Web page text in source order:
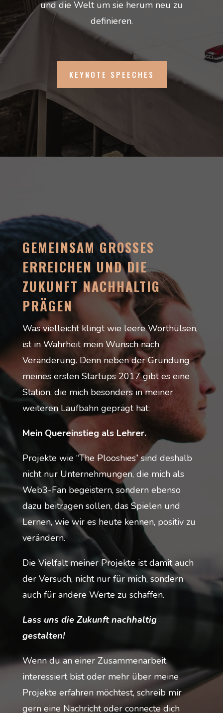
und die Welt um sie herum neu zu
definieren.
KEYNOTE SPEECHES
GEMEINSAM GROSSES E
RREICHEN UND DIE Z
UKUNFT NACHHALTIG P
RÄGEN
Was vielleicht klingt wie leere Worthülsen,
ist in Wahrheit mein Wunsch nach
Veränderung. Denn neben der Gründung
meines ersten Startups 2017 gibt es eine
Station, die mich besonders in meiner
weiteren Laufbahn geprägt hat:
Mein Quereinstieg als Lehrer.
Projekte wie “The Plooshies” sind deshalb
nicht nur Unternehmungen, die mich als
Web3-Fan begeistern, sondern ebenso
dazu beitragen sollen, das Spielen und
Lernen, wie wir es heute kennen, positiv zu
verändern.
Die Vielfalt meiner Projekte ist damit auch
der Versuch, nicht nur für mich, sondern
auch für andere Werte zu schaffen.
Lass uns die Zukunft nachhaltig
gestalten!
Wenn du an einer Zusammenarbeit
interessiert bist oder mehr über meine
Projekte erfahren möchtest, schreib mir
gern eine Nachricht oder connecte dich